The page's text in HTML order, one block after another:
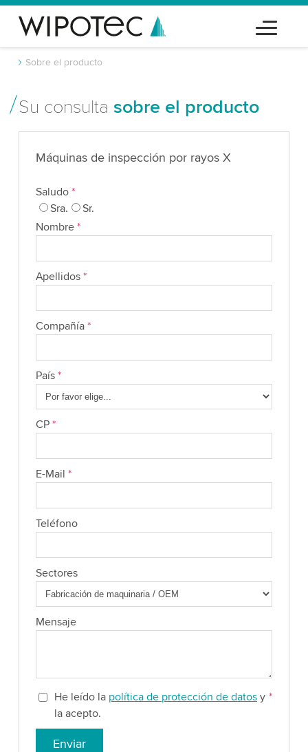
Sobre el producto
Su consulta sobre el producto
Máquinas de inspección por rayos X
Saludo *
Sra.
Sr.
Nombre *
Apellidos *
Compañía *
País *
CP *
E-Mail *
Teléfono
Sectores
Mensaje
He leído la política de protección de datos y
la acepto.
*
Enviar